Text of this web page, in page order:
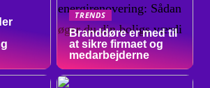
TRENDS
Branddøre er med til
at sikre firmaet og
medarbejderne